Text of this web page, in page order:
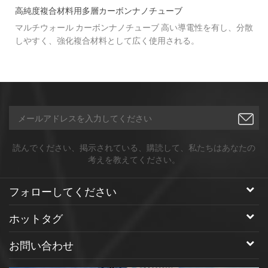
高純度複合材料用多層カーボンナノチューブ
マルチウォール カーボンナノチューブ 高い導電性を有し、分散
しやすく、強化複合材料として広く使用される。
読んでください、掲示されている、購読して、私たちはあなたの
考えを教えてください。
フォローしてください
ホットタグ
お問い合わせ